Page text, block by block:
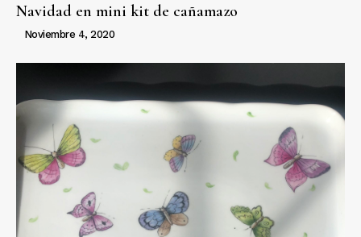
Navidad en mini kit de cañamazo
Noviembre 4, 2020